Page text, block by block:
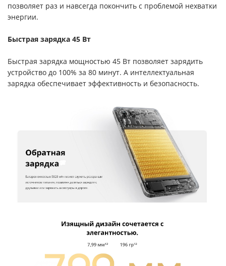
позволяет раз и навсегда покончить с проблемой нехватки
энергии.
Быстрая зарядка 45 Вт
Быстрая зарядка мощностью 45 Вт позволяет зарядить
устройство до 100% за 80 минут. А интеллектуальная
зарядка обеспечивает эффективность и безопасность.